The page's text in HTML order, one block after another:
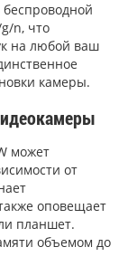
беспроводной
n, что
на любой ваш
камеры.
может
от
оповещает
планшет.
объемом до